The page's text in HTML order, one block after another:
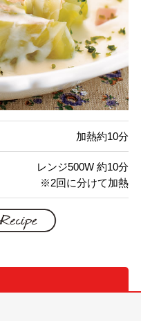
加熱約10分
レンジ500W 約10分
※2回に分けて加熱